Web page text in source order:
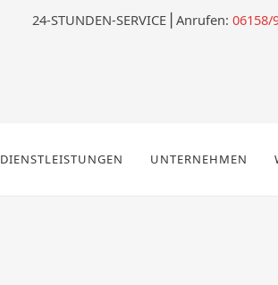
24-STUNDEN-SERVICE Anrufen: 06158/
DIENSTLEISTUNGEN UNTERNEHMEN